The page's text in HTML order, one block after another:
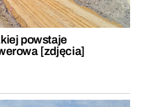
powstaje
[zdjęcia]